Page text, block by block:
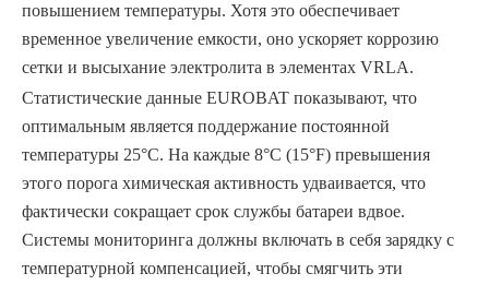
повышением температуры. Хотя это обеспечивает
временное увеличение емкости, оно ускоряет коррозию
сетки и высыхание электролита в элементах VRLA.
Статистические данные EUROBAT показывают, что
оптимальным является поддержание постоянной
температуры 25°C. На каждые 8°C (15°F) превышения
этого порога химическая активность удваивается, что
фактически сокращает срок службы батареи вдвое.
Системы мониторинга должны включать в себя зарядку с
температурной компенсацией, чтобы смягчить эти